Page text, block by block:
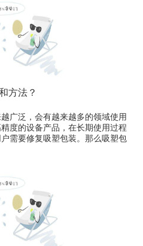
方法？
广泛，会有越来越多的领域使用
度的设备产品，在长期使用过程
需要修复吸塑包装。那么吸塑包